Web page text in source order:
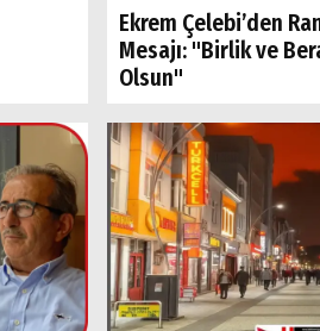
Ekrem Çelebi’den
Mesajı: "Birlik ve
Olsun"